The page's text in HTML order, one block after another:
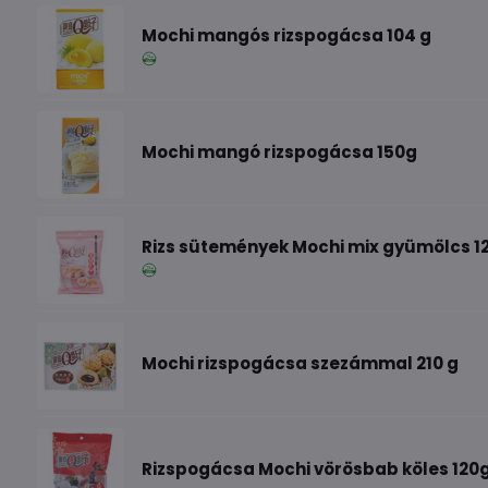
Mochi mangós rizspogácsa 104 g
Mochi mangó rizspogácsa 150g
Rizs sütemények Mochi mix gyümölcs
Mochi rizspogácsa szezámmal 210 g
Rizspogácsa Mochi vörösbab köles